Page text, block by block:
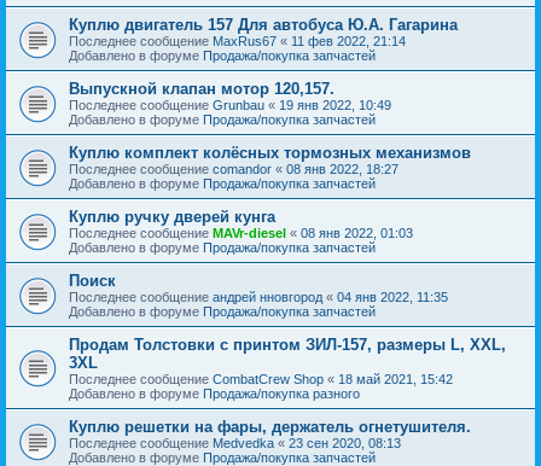
Куплю двигатель 157 Для автобуса Ю.А. Гагарина
Последнее сообщение MaxRus67 « 11 фев 2022, 21:14
Добавлено в форуме Продажа/покупка запчастей
Выпускной клапан мотор 120,157.
Последнее сообщение Grunbau « 19 янв 2022, 10:49
Добавлено в форуме Продажа/покупка запчастей
Куплю комплект колёсных тормозных механизмов
Последнее сообщение comandor « 08 янв 2022, 18:27
Добавлено в форуме Продажа/покупка запчастей
Куплю ручку дверей кунга
Последнее сообщение MAVr-diesel « 08 янв 2022, 01:03
Добавлено в форуме Продажа/покупка запчастей
Поиск
Последнее сообщение андрей нновгород « 04 янв 2022, 11:35
Добавлено в форуме Продажа/покупка запчастей
Продам Толстовки с принтом ЗИЛ-157, размеры L, XXL,
3XL
Последнее сообщение CombatCrew Shop « 18 май 2021, 15:42
Добавлено в форуме Продажа/покупка разного
Куплю решетки на фары, держатель огнетушителя.
Последнее сообщение Medvedka « 23 сен 2020, 08:13
Добавлено в форуме Продажа/покупка запчастей